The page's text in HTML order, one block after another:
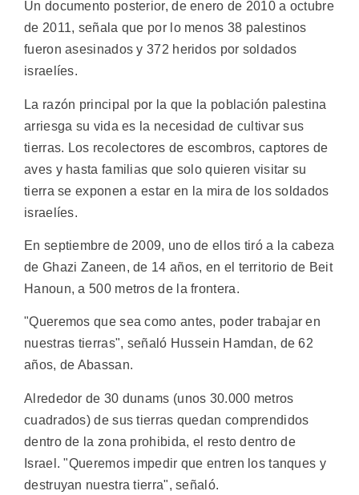
Un documento posterior, de enero de 2010 a octubre
de 2011, señala que por lo menos 38 palestinos
fueron asesinados y 372 heridos por soldados
israelíes.
La razón principal por la que la población palestina
arriesga su vida es la necesidad de cultivar sus
tierras. Los recolectores de escombros, captores de
aves y hasta familias que solo quieren visitar su
tierra se exponen a estar en la mira de los soldados
israelíes.
En septiembre de 2009, uno de ellos tiró a la cabeza
de Ghazi Zaneen, de 14 años, en el territorio de Beit
Hanoun, a 500 metros de la frontera.
"Queremos que sea como antes, poder trabajar en
nuestras tierras", señaló Hussein Hamdan, de 62
años, de Abassan.
Alrededor de 30 dunams (unos 30.000 metros
cuadrados) de sus tierras quedan comprendidos
dentro de la zona prohibida, el resto dentro de
Israel. "Queremos impedir que entren los tanques y
destruyan nuestra tierra", señaló.